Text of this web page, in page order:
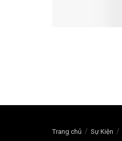
Trang chủ Sự Kiện